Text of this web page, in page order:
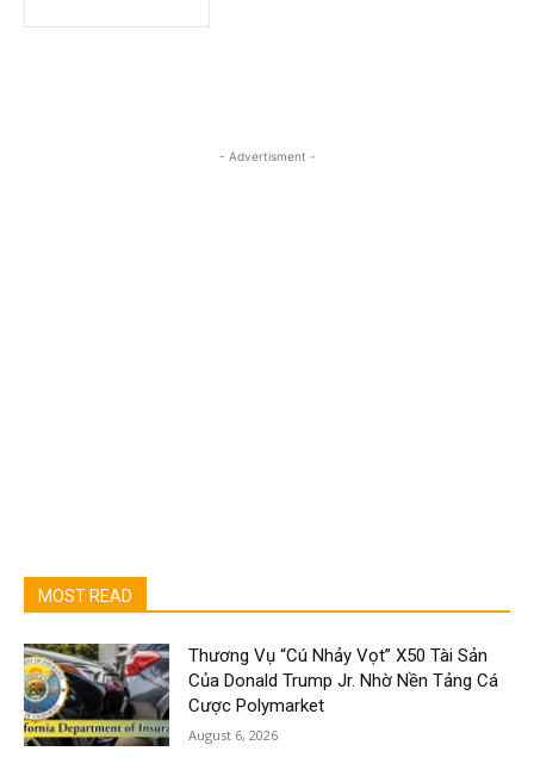
- Advertisment -
MOST READ
Thương Vụ “Cú Nhảy Vọt” X50 Tài Sản
Của Donald Trump Jr. Nhờ Nền Tảng Cá
Cược Polymarket
August 6, 2026